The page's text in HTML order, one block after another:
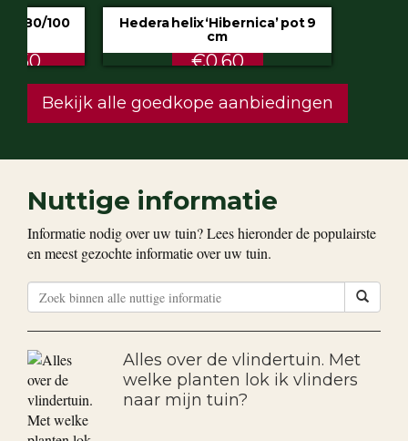
Klimop aan stok pot 1.5 liter 80/100
ALTIJD LAAG €2.50
Hedera helix ‘Hibernica’ pot 9
cm
liter
€4.75
Bekijk alle goedkope aanbiedingen
Nuttige informatie
Informatie nodig over uw tuin? Lees hieronder de populairste
en meest gezochte informatie over uw tuin.